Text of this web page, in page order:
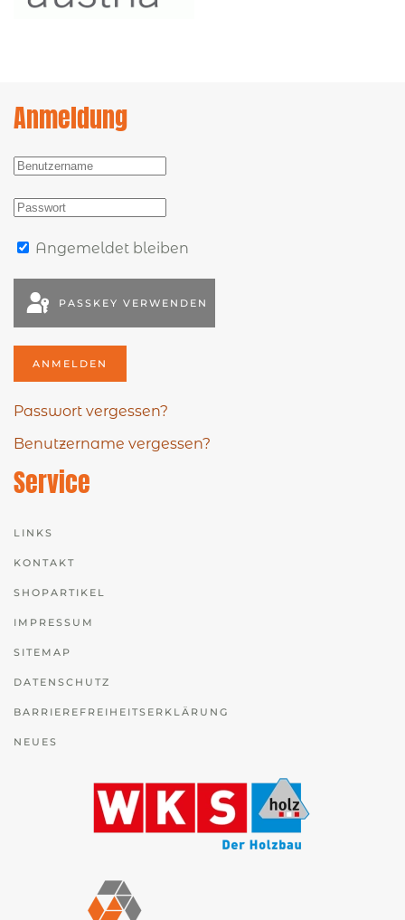
Anmeldung
Angemeldet bleiben
PASSKEY VERWENDEN
ANMELDEN
Passwort vergessen?
Benutzername vergessen?
Service
LINKS
KONTAKT
SHOPARTIKEL
IMPRESSUM
SITEMAP
DATENSCHUTZ
BARRIEREFREIHEITSERKLÄRUNG
NEUES